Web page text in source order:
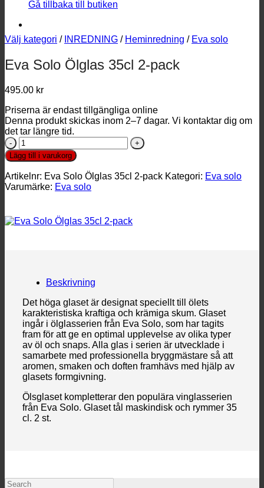
Gå tillbaka till butiken
Välj kategori / INREDNING / Heminredning / Eva solo
Eva Solo Ölglas 35cl 2-pack
495.00 kr
Priserna är endast tillgängliga online
Denna produkt skickas inom 2–7 dagar. Vi kontaktar dig om
det tar längre tid.
Eva
Solo
Ölglas
35cl
2-
Lägg till i varukorg
Artikelnr: Eva Solo Ölglas 35cl 2-pack Kategori: Eva solo
Varumärke: Eva solo
Beskrivning
Det höga glaset är designat speciellt till ölets
karakteristiska kraftiga och krämiga skum. Glaset
ingår i ölglasserien från Eva Solo, som har tagits
fram för att ge en optimal upplevelse av olika typer
av öl och snaps. Alla glas i serien är utvecklade i
samarbete med professionella bryggmästare så att
aromen, smaken och doften framhävs med hjälp av
glasets formgivning.
Ölsglaset kompletterar den populära vinglasserien
från Eva Solo. Glaset tål maskindisk och rymmer 35
cl. 2 st.
Search